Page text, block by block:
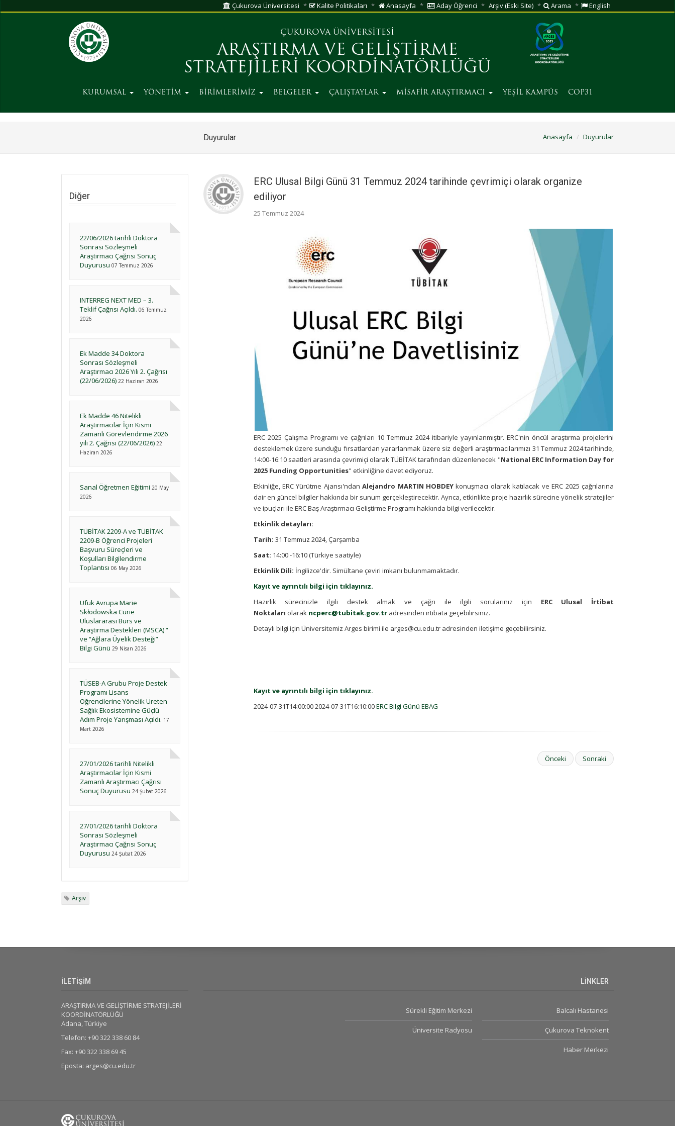
Çukurova Üniversitesi Kalite Politikaları Anasayfa Aday Öğrenci Arşiv (Eski Site) Arama English
ÇUKUROVA ÜNİVERSİTESİ
ARAŞTIRMA VE GELİŞTİRME
STRATEJİLERİ KOORDİNATÖRLÜĞÜ
KURUMSAL YÖNETİM BİRİMLERİMİZ BELGELER ÇALIŞTAYLAR MİSAFİR ARAŞTIRMACI YEŞİL KAMPÜS COP31
Duyurular Anasayfa Duyurular
Diğer
22/06/2026 tarihli Doktora
Sonrası Sözleşmeli
Araştırmacı Çağrısı Sonuç
Duyurusu 07 Temmuz 2026
INTERREG NEXT MED – 3.
Teklif Çağrısı Açıldı. 06 Temmuz
2026
Ek Madde 34 Doktora
Sonrası Sözleşmeli
Araştırmacı 2026 Yılı 2. Çağrısı
(22/06/2026) 22 Haziran 2026
Ek Madde 46 Nitelikli
Araştırmacılar İçin Kısmi
Zamanlı Görevlendirme 2026
yılı 2. Çağrısı (22/06/2026) 22
Haziran 2026
Sanal Öğretmen Eğitimi 20 May
2026
TÜBİTAK 2209-A ve TÜBİTAK
2209-B Öğrenci Projeleri
Başvuru Süreçleri ve
Koşulları Bilgilendirme
Toplantısı 06 May 2026
Ufuk Avrupa Marie
Skłodowska Curie
Uluslararası Burs ve
Araştırma Destekleri (MSCA) “
ve “Ağlara Üyelik Desteği”
Bilgi Günü 29 Nisan 2026
TÜSEB-A Grubu Proje Destek
Programı Lisans
Öğrencilerine Yönelik Üreten
Sağlık Ekosistemine Güçlü
Adım Proje Yarışması Açıldı. 17
Mart 2026
27/01/2026 tarihli Nitelikli
Araştırmacılar İçin Kısmi
Zamanlı Araştırmacı Çağrısı
Sonuç Duyurusu 24 Şubat 2026
27/01/2026 tarihli Doktora
Sonrası Sözleşmeli
Araştırmacı Çağrısı Sonuç
Duyurusu 24 Şubat 2026
Arşiv
ERC Ulusal Bilgi Günü 31 Temmuz 2024 tarihinde çevrimiçi olarak organize
ediliyor
25 Temmuz 2024
ERC 2025 Çalışma Programı ve çağrıları 10 Temmuz 2024 itibariyle yayınlanmıştır. ERC'nin öncül araştırma projelerini
desteklemek üzere sunduğu fırsatlardan yararlanmak üzere siz değerli araştırmacılarımızı 31 Temmuz 2024 tarihinde,
14:00-16:10 saatleri arasında çevrimiçi olarak TÜBİTAK tarafından düzenlenecek "National ERC Information Day for
2025 Funding Opportunities" etkinliğine davet ediyoruz.
Etkinliğe, ERC Yürütme Ajansı'ndanAlejandro MARTIN HOBDEY konuşmacı olarak katılacak ve ERC 2025 çağrılarına
dair en güncel bilgiler hakkında bir sunum gerçekleştirecektir. Ayrıca, etkinlikte proje hazırlık sürecine yönelik stratejiler
ve ipuçları ile ERC Baş Araştırmacı Geliştirme Programı hakkında bilgi verilecektir.
Etkinlik detayları:
Tarih: 31 Temmuz 2024, Çarşamba
Saat: 14:00 -16:10 (Türkiye saatiyle)
Etkinlik Dili: İngilizce'dir. Simültane çeviri imkanı bulunmamaktadır.
Kayıt ve ayrıntılı bilgi için tıklayınız.
Hazırlık sürecinizle ilgili destek almak ve çağrı ile ilgili sorularınız için ERC Ulusal İrtibat
Noktaları olarak ncperc@tubitak.gov.tr adresinden irtibata geçebilirsiniz.
Detaylı bilgi için Üniversitemiz Arges birimi ile arges@cu.edu.tr adresinden iletişime geçebilirsiniz.
Kayıt ve ayrıntılı bilgi için tıklayınız.
2024-07-31T14:00:00 2024-07-31T16:10:00ERCBilgi Günü EBAG
Önceki Sonraki
İLETİŞİM
ARAŞTIRMA VE GELİŞTİRME STRATEJİLERİ
KOORDİNATÖRLÜĞÜ
Adana, Türkiye
Telefon: +90 322 338 60 84
Fax: +90 322 338 69 45
Eposta: arges@cu.edu.tr
LİNKLER
Balcalı Hastanesi
Çukurova Teknokent
Haber Merkezi
Sürekli Eğitim Merkezi
Üniversite Radyosu